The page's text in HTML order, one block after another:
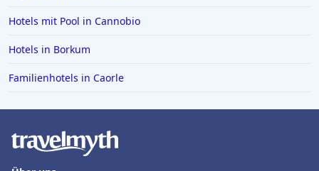
Hotels in Bad Bramstedt
Hotels in Iserlohn
Hotels in Norden
Hotels mit Pool in Cannobio
Hotels in Borkum
Familienhotels in Caorle